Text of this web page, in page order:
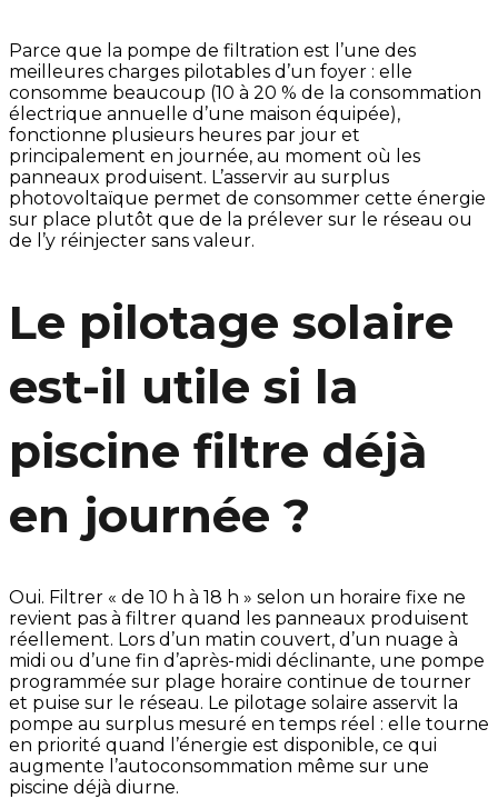
Parce que la pompe de filtration est l’une des
meilleures charges pilotables d’un foyer : elle
consomme beaucoup (10 à 20 % de la consommation
électrique annuelle d’une maison équipée),
fonctionne plusieurs heures par jour et
principalement en journée, au moment où les
panneaux produisent. L’asservir au surplus
photovoltaïque permet de consommer cette énergie
sur place plutôt que de la prélever sur le réseau ou
de l’y réinjecter sans valeur.
Le pilotage solaire
est-il utile si la
piscine filtre déjà
en journée ?
Oui. Filtrer « de 10 h à 18 h » selon un horaire fixe ne
revient pas à filtrer quand les panneaux produisent
réellement. Lors d’un matin couvert, d’un nuage à
midi ou d’une fin d’après-midi déclinante, une pompe
programmée sur plage horaire continue de tourner
et puise sur le réseau. Le pilotage solaire asservit la
pompe au surplus mesuré en temps réel : elle tourne
en priorité quand l’énergie est disponible, ce qui
augmente l’autoconsommation même sur une
piscine déjà diurne.